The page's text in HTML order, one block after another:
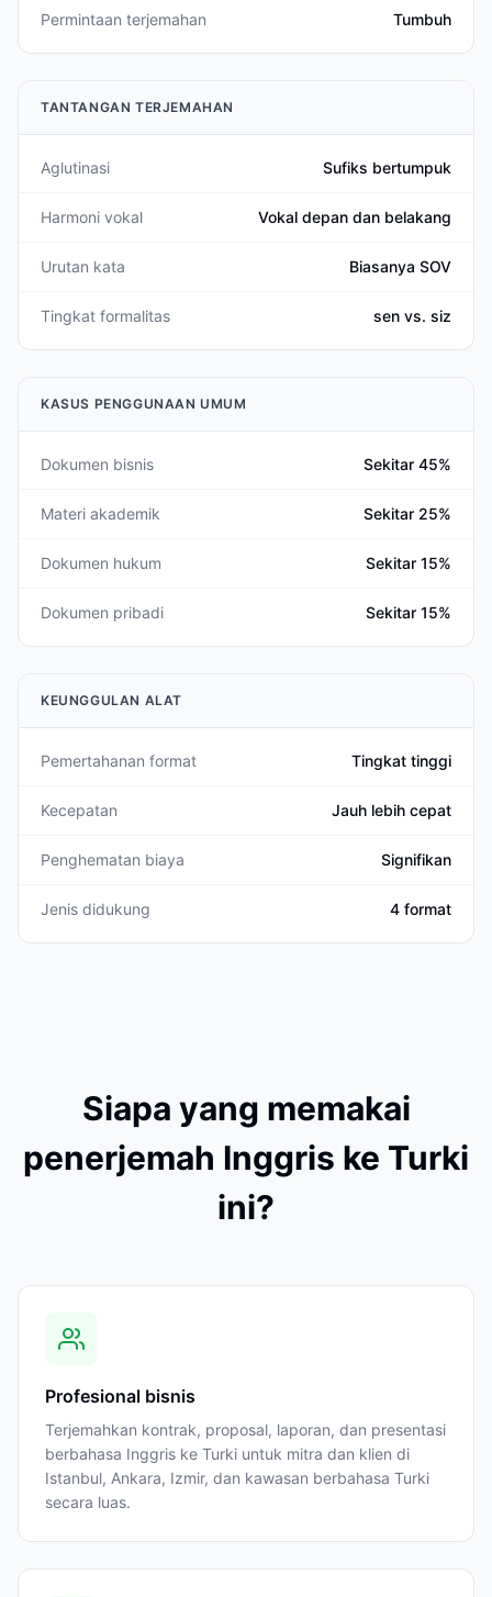
Permintaan terjemahan Tumbuh
TANTANGAN TERJEMAHAN
Aglutinasi Sufiks bertumpuk
Harmoni vokal Vokal depan dan belakang
Urutan kata Biasanya SOV
Tingkat formalitas sen vs. siz
KASUS PENGGUNAAN UMUM
Dokumen bisnis Sekitar 45%
Materi akademik Sekitar 25%
Dokumen hukum Sekitar 15%
Dokumen pribadi Sekitar 15%
KEUNGGULAN ALAT
Pemertahanan format Tingkat tinggi
Kecepatan Jauh lebih cepat
Penghematan biaya Signifikan
Jenis didukung 4 format
Siapa yang memakai
penerjemah Inggris ke Turki
ini?
Profesional bisnis
Terjemahkan kontrak, proposal, laporan, dan presentasi
berbahasa Inggris ke Turki untuk mitra dan klien di
Istanbul, Ankara, Izmir, dan kawasan berbahasa Turki
secara luas.